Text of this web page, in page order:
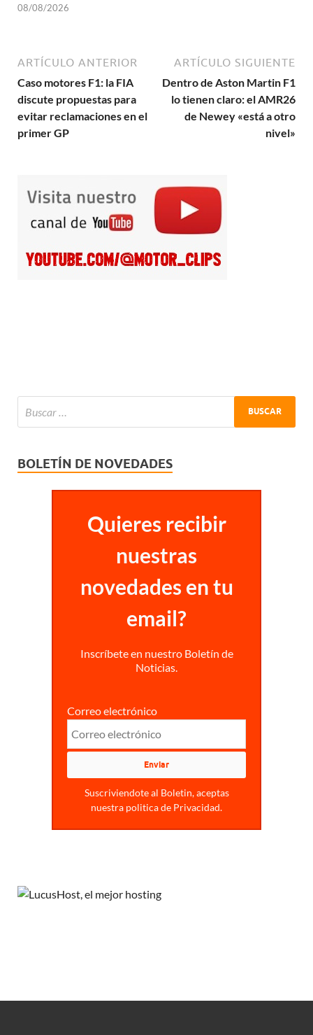
08/08/2026
ARTÍCULO ANTERIOR
Caso motores F1: la FIA
discute propuestas para
evitar reclamaciones en el
primer GP
ARTÍCULO SIGUIENTE
Dentro de Aston Martin F1
lo tienen claro: el AMR26
de Newey «está a otro
nivel»
BOLETÍN DE NOVEDADES
Quieres recibir
nuestras
novedades en tu
email?
Inscríbete en nuestro Boletín de
Noticias.
Correo electrónico
Suscriviendote al Boletin, aceptas
nuestra politica de Privacidad.